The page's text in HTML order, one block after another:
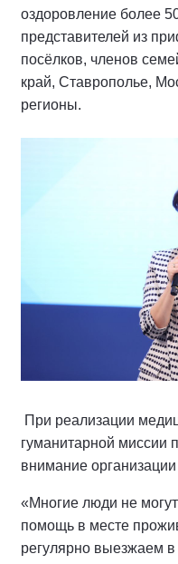
оздоровление более
представителей из
посёлков, членов
край, Ставрополье,
регионы.
При реализации
гуманитарной миссии
внимание
«Многие люди не
помощь в месте
регулярно выезжаем